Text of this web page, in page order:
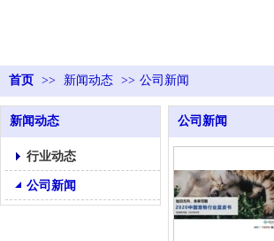
首页 >> 新闻动态 >> 公司新闻
新闻动态
行业动态
公司新闻
公司新闻